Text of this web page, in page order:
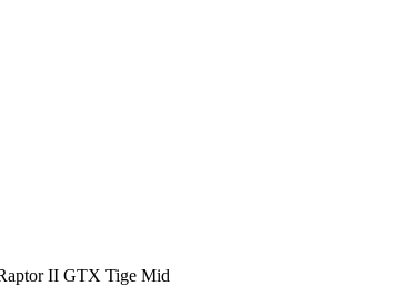
II GTX Tige Mid